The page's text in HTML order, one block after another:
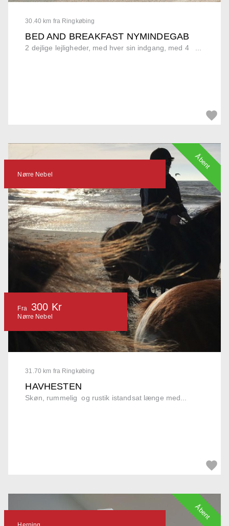
30.40 km fra Ringkøbing
BED AND BREAKFAST NYMINDEGAB
2 dejlige lejligheder, med hver sin indgang, med 4 ...
31.70 km fra Ringkøbing
HAVHESTEN
Skøn, rummelig og rustik istandsat længe med...
Nørre Nebel
Fra 300 Kr
Nørre Nebel
Åbent
Åbent